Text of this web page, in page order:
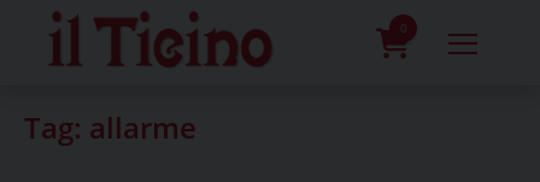
content
0
Tag: allarme